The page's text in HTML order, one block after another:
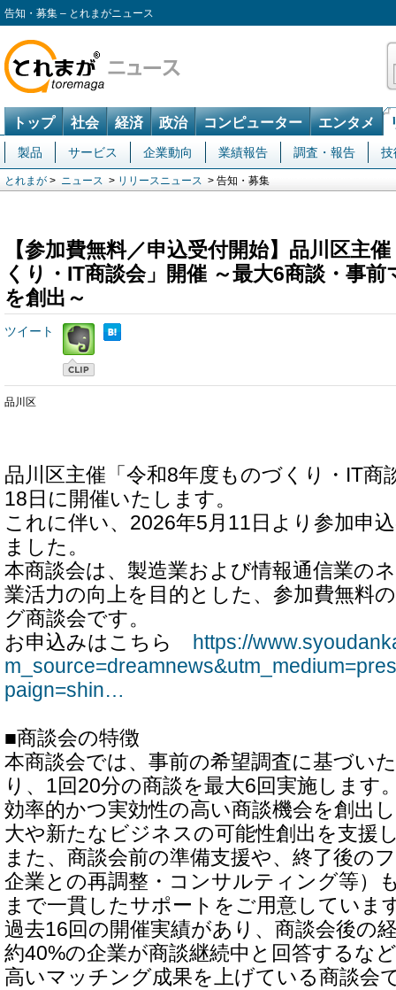
告知・募集 – とれまがニュース
トップ 社会 経済 政治 コンピューター エンタメ
製品 サービス 企業動向 業績報告 調査・報告 技
とれまが > ニュース > リリースニュース > 告知・募集
【参加費無料／申込受付開始】品川区主
くり・IT商談会」開催 ～最大6商談・事
を創出～
ツイート
品川区
品川区主催「令和8年度ものづくり・IT商
18日に開催いたします。
これに伴い、2026年5月11日より参加申
ました。
本商談会は、製造業および情報通信業の
業活力の向上を目的とした、参加費無料
グ商談会です。
お申込みはこちら
https://
paign=shin…
■商談会の特徴
本商談会では、事前の希望調査に基づい
り、1回20分の商談を最大6回実施します
効率的かつ実効性の高い商談機会を創出
大や新たなビジネスの可能性創出を支援
また、商談会前の準備支援や、終了後の
企業との再調整・コンサルティング等）
まで一貫したサポートをご用意していま
過去16回の開催実績があり、商談会後の
約40%の企業が商談継続中と回答するな
高いマッチング成果を上げている商談会